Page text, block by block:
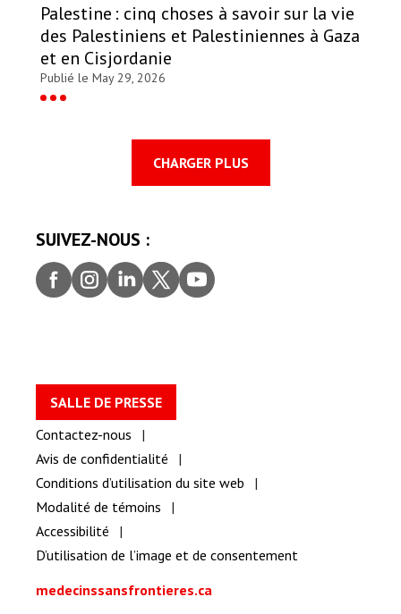
Palestine : cinq choses à savoir sur la vie
des Palestiniens et Palestiniennes à Gaza
et en Cisjordanie
Publié le May 29, 2026
CHARGER PLUS
SUIVEZ-NOUS :
Faceb
ook
Insta
gram
Linke
dIn
Twitt
er
youtu
be
SALLE DE PRESSE
Contactez-nous
Avis de confidentialité
Conditions d’utilisation du site web
Modalité de témoins
Accessibilité
D’utilisation de l’image et de consentement
medecinssansfrontieres.ca